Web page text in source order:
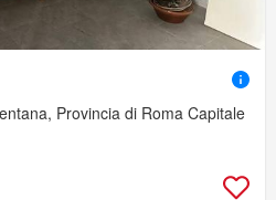
Provincia di Roma Capitale